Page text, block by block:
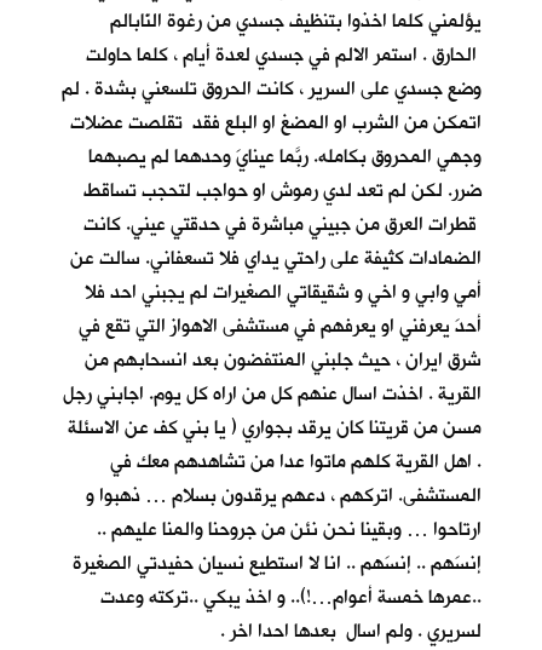
يؤلمني كلما اخذوا بتنظيف جسدي من رغوة النّابالم
الحارق . استمر الالم في جسدي لعدة أيام ، كلما حاولت
وضع جسدي على السرير ، كانت الحروق تلسعني بشدة . لم
اتمكن من الشرب او المضغ او البلع فقد تقلصت عضلات
وجهي المحروق بكامله. ربَّما عينايَ وحدهما لم يصبهما
ضرر. لكن لم تعد لدي رموش او حواجب لتحجب تساقط
قطرات العرق من جبيني مباشرة في حدقتي عيني. كانت
الضمادات كثيفة على راحتي يداي فلا تسعفاني. سالت عن
أمي وابي و اخي و شقيقاتي الصغيرات لم يجبني احد فلا
أحدَ يعرفني او يعرفهم في مستشفى الاهواز التي تقع في
شرق ايران ، حيث جلبني المنتفضون بعد انسحابهم من
القرية . اخذت اسال عنهم كل من اراه كل يوم. اجابني رجل
مسن من قريتنا كان يرقد بجواري ( يا بني كف عن الاسئلة
. اهل القرية كلهم ماتوا عدا من تشاهدهم معك في
المستشفى. اتركهم ، دعهم يرقدون بسلام … ذهبوا و
ارتاحوا … وبقينا نحن نئن من جروحنا والمنا عليهم ..
إنسَهم .. إنسَهم .. انا لا استطيع نسيان حفيدتي الصغيرة
..عمرها خمسة أعوام…!).. و اخذ يبكي ..تركته وعدت
لسريري . ولم اسال بعدها احدا اخر .